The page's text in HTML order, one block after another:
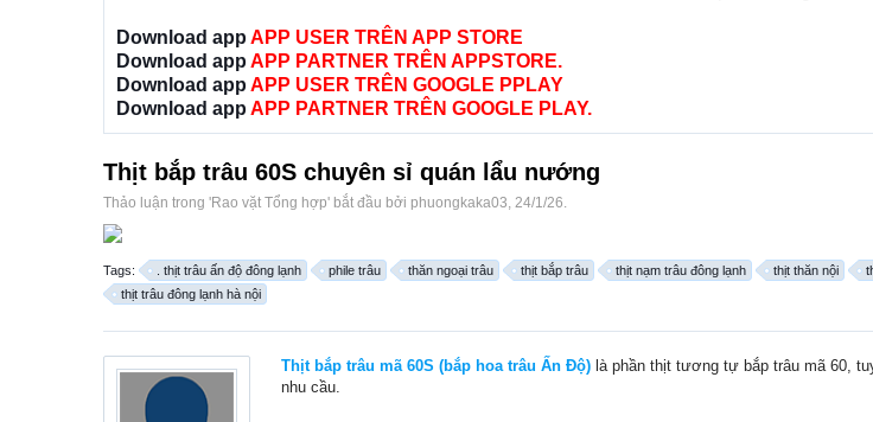
Download app APP USER TRÊN APP STORE
Download app APP PARTNER TRÊN APPSTORE.
Download app APP USER TRÊN GOOGLE PPLAY
Download app APP PARTNER TRÊN GOOGLE PLAY.
Thịt bắp trâu 60S chuyên sỉ quán lẩu nướng
Thảo luận trong 'Rao vặt Tổng hợp' bắt đầu bởi phuongkaka03, 24/1/26.
Tags: . thịt trâu ấn độ đông lạnh phile trâu thăn ngoại trâu thịt bắp trâu thịt nạm trâu đông lạnh thịt thăn nội
thịt trâu đông lạnh hà nội
Thịt bắp trâu mã 60S (bắp hoa trâu Ấn Độ) là phần thịt tương tự bắp trâu mã 60,
nhu cầu.